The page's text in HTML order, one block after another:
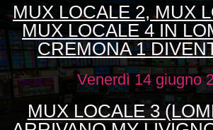
MUX LOCALE 2, MUX
MUX LOCALE 4 IN
CREMONA 1
Venerdì 14 giugno
MUX LOCALE 3